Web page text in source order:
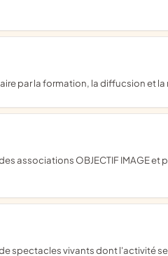
par la formation, la diffucsion et la